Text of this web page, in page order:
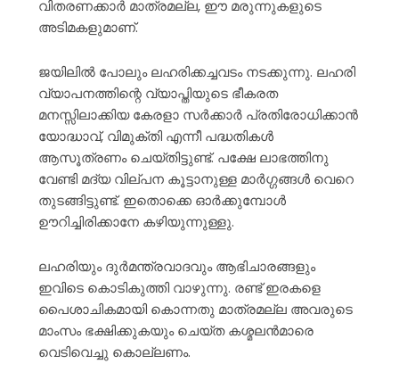
വിതരണക്കാർ മാത്രമല്ല, ഈ മരുന്നുകളുടെ
അടിമകളുമാണ്.
ജയിലിൽ പോലും ലഹരിക്കച്ചവടം നടക്കുന്നു. ലഹരി
വ്യാപനത്തിന്റെ വ്യാപ്തിയുടെ ഭീകരത
മനസ്സിലാക്കിയ കേരളാ സർക്കാർ പ്രതിരോധിക്കാൻ
യോദ്ധാവ്, വിമുക്തി എന്നീ പദ്ധതികൾ
ആസൂത്രണം ചെയ്തിട്ടുണ്ട്. പക്ഷേ ലാഭത്തിനു
വേണ്ടി മദ്യ വില്പന കൂട്ടാനുള്ള മാർഗ്ഗങ്ങൾ വെറെ
തുടങ്ങിട്ടുണ്ട്. ഇതൊക്കെ ഓർക്കുമ്പോൾ
ഊറിച്ചിരിക്കാനേ കഴിയുന്നുള്ളു.
ലഹരിയും ദുർമന്ത്രവാദവും ആഭിചാരങ്ങളും
ഇവിടെ കൊടികുത്തി വാഴുന്നു. രണ്ട് ഇരകളെ
പൈശാചികമായി കൊന്നതു മാത്രമല്ല അവരുടെ
മാംസം ഭക്ഷിക്കുകയും ചെയ്ത കശ്മലൻമാരെ
വെടിവെച്ചു കൊല്ലണം.